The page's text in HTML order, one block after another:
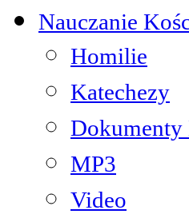
Nauczanie
Homilie
Katechezy
Dokumenty
MP3
Video